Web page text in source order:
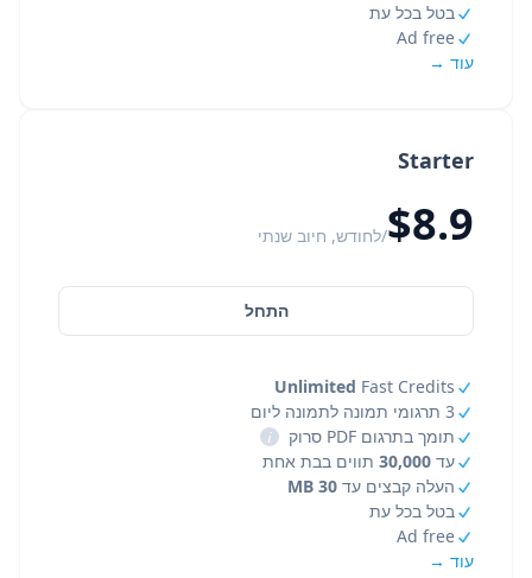
Starter
$8.9/לחודש, חיוב שנתי
התחל
Unlimited Fast Credits
3 תרגומי תמונה לתמונה ליום
תומך בתרגום PDF סרוק
i
עד 30,000 תווים בבת אחת
העלה קבצים עד 30 MB
בטל בכל עת
Ad free
עוד →
בטל בכל עת
Ad free
עוד →